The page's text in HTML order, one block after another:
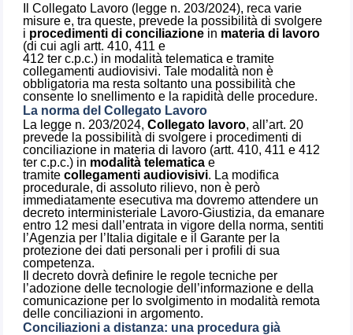
Il Collegato Lavoro (legge n. 203/2024), reca varie
misure e, tra queste, prevede la possibilità di svolgere
i procedimenti di conciliazione in materia di lavoro
(di cui agli artt. 410, 411 e
412 ter c.p.c.) in modalità telematica e tramite
collegamenti audiovisivi. Tale modalità non è
obbligatoria ma resta soltanto una possibilità che
consente lo snellimento e la rapidità delle procedure.
La norma del Collegato Lavoro
La legge n. 203/2024,Collegato lavoro, all’art. 20
prevede la possibilità di svolgere i procedimenti di
conciliazione in materia di lavoro (artt. 410, 411 e 412
ter c.p.c.) in modalità telematica e
tramitecollegamenti audiovisivi. La modifica
procedurale, di assoluto rilievo, non è però
immediatamente esecutiva ma dovremo attendere un
decreto interministeriale Lavoro-Giustizia, da emanare
entro 12 mesi dall’entrata in vigore della norma, sentiti
l’Agenzia per l’Italia digitale e il Garante per la
protezione dei dati personali per i profili di sua
competenza.
Il decreto dovrà definire le regole tecniche per
l’adozione delle tecnologie dell’informazione e della
comunicazione per lo svolgimento in modalità remota
delle conciliazioni in argomento.
Conciliazioni a distanza: una procedura già